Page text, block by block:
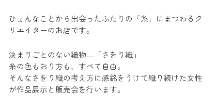
ひょんなことから出会ったふたりの「糸」にまつわるク
リエイターのお店です。
決まりごとのない織物―「さをり織」
糸の色もおり方も、すべて自由。
そんなさをり織の考え方に感銘をうけて織り続けた女性
が作品展示と販売会を行います。